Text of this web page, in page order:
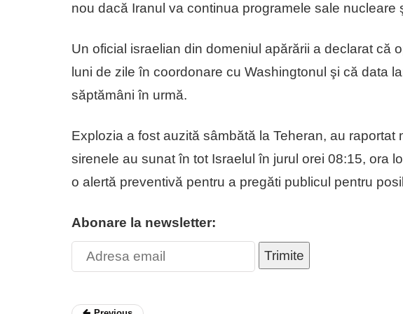
nou dacă Iranul va continua programele sale nucleare
Un oficial israelian din domeniul apărării a declarat că
luni de zile în coordonare cu Washingtonul şi că data
săptămâni în urmă.
Explozia a fost auzită sâmbătă la Teheran, au raportat
sirenele au sunat în tot Israelul în jurul orei 08:15, ora
o alertă preventivă pentru a pregăti publicul pentru
Abonare la newsletter:
Trimite